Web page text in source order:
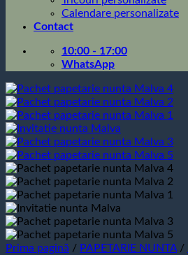
Calendare personalizate
Contact
10:00 - 17:00
WhatsApp
Prima pagină / PAPETARIE NUNTA /